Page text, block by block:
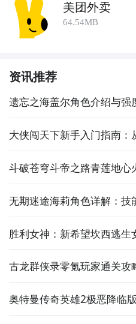
美团外卖
64.54MB
资讯推荐
遗忘之海盖尔角色介绍与强
大侠闯天下新手入门指南：
斗破苍穹斗帝之路青莲地心
无期迷途海莉角色详解：技
胜利女神：新希望坎西逃生
古龙群侠录零氪玩家通关攻
奥特曼传奇英雄2极恶降临